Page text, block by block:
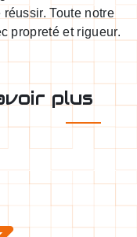
Toute notre
propreté et rigueur.
plus